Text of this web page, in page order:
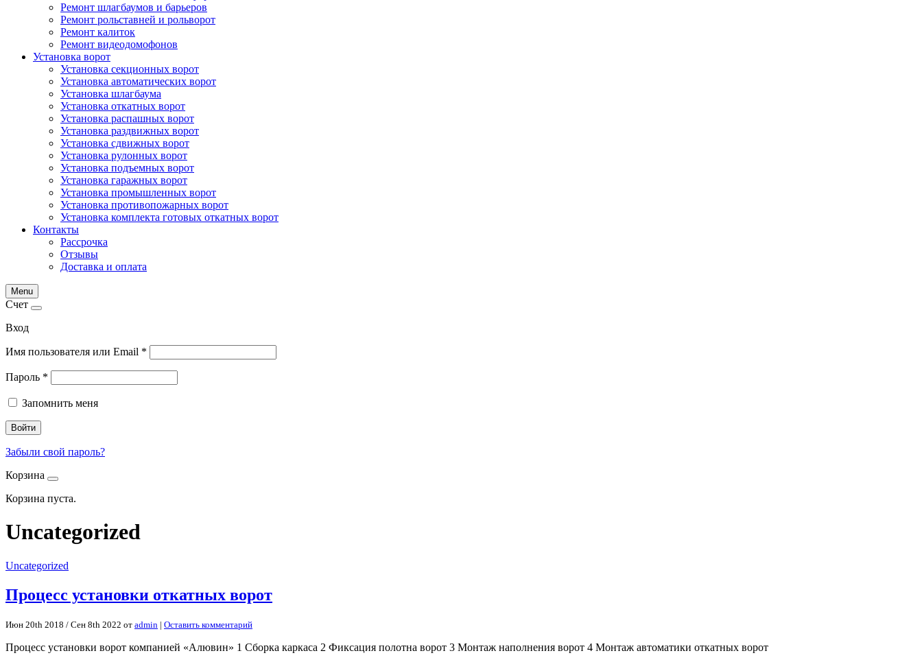
Ремонт шлагбаумов и барьеров
Ремонт рольставней и рольворот
Ремонт калиток
Ремонт видеодомофонов
Установка ворот
Установка секционных ворот
Установка автоматических ворот
Установка шлагбаума
Установка откатных ворот
Установка распашных ворот
Установка раздвижных ворот
Установка сдвижных ворот
Установка рулонных ворот
Установка подъемных ворот
Установка гаражных ворот
Установка промышленных ворот
Установка противопожарных ворот
Установка комплекта готовых откатных ворот
Контакты
Рассрочка
Отзывы
Доставка и оплата
Menu
Счет
Вход
Имя пользователя или Email *
Пароль *
Запомнить меня
Войти
Забыли свой пароль?
Корзина
Корзина пуста.
Uncategorized
Uncategorized
Процесс установки откатных ворот
Июн 20th 2018 / Сен 8th 2022 от admin | Оставить комментарий
Процесс установки ворот компанией «Алювин» 1 Сборка каркаса 2 Фиксация полотна ворот 3 Монтаж наполнения ворот 4 Монтаж автоматики откатных ворот